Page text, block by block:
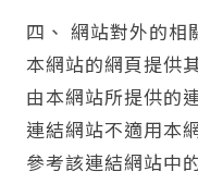
四、 網站對外的相
本網站的網頁提供
由本網站所提供的
連結網站不適用本
參考該連結網站中